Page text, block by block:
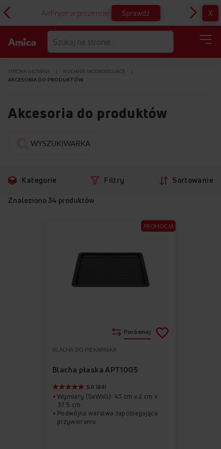
AirFryer w prezencie! Sprawdź X
STRONA GŁÓWNA
KUCHNIE WOLNOSTOJĄCE
AKCESORIA DO PRODUKTÓW
Akcesoria do produktów
WYSZUKIWARKA
Kategorie Filtry Sortowanie
Znaleziono 34 produktów
BLACHA DO PIEKARNIKA
Blacha płaska APT1005
5.0 (84)
Wymiary (SxWxG): 43 cm x 2 cm x
37.5 cm
Podwójna warstwa zapobiegająca
przywieraniu
Porównaj
PROMOCJA
Przejdź